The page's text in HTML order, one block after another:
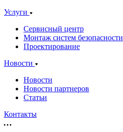
Услуги
Сервисный центр
Монтаж систем безопасности
Проектирование
Новости
Новости
Новости партнеров
Статьи
Контакты